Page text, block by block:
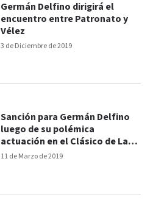
3 de Diciembre de 2019
Germán Delfino dirigirá el
encuentro entre Patronato y
Vélez
11 de Marzo de 2019
Sanción para Germán Delfino
luego de su polémica
actuación en el Clásico de La
Plata